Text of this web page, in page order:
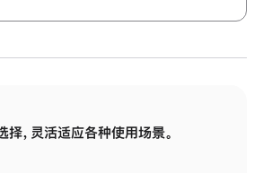
择，灵活适应各种使用场景。